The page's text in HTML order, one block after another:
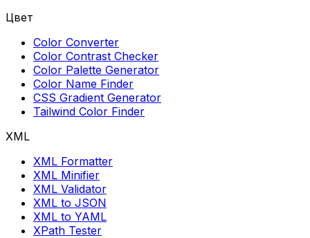
Цвет
Color Converter
Color Contrast Checker
Color Palette Generator
Color Name Finder
CSS Gradient Generator
Tailwind Color Finder
XML
XML Formatter
XML Minifier
XML Validator
XML to JSON
XML to YAML
XPath Tester